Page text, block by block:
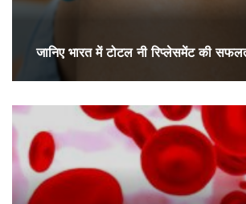
जानिए भारत में टोटल नी रिप्लेसमेंट की